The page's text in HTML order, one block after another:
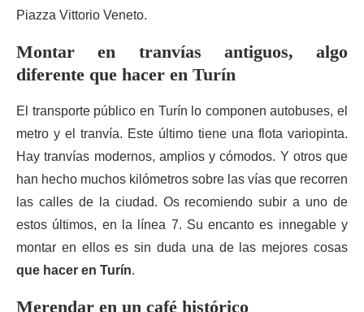
Piazza Vittorio Veneto.
Montar en tranvías antiguos, algo
diferente que hacer en Turín
El transporte público en Turín lo componen autobuses, el
metro y el tranvía. Este último tiene una flota variopinta.
Hay tranvías modernos, amplios y cómodos. Y otros que
han hecho muchos kilómetros sobre las vías que recorren
las calles de la ciudad. Os recomiendo subir a uno de
estos últimos, en la línea 7. Su encanto es innegable y
montar en ellos es sin duda una de las mejores cosas
que hacer en Turín.
Merendar en un café histórico